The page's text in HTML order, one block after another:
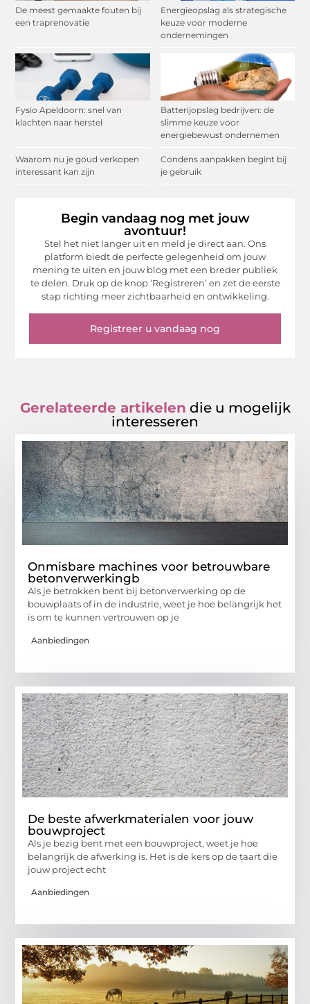
De meest gemaakte fouten bij
een traprenovatie
Energieopslag als strategische
keuze voor moderne
ondernemingen
Fysio Apeldoorn: snel van
klachten naar herstel
Batterijopslag bedrijven: de
slimme keuze voor
energiebewust ondernemen
Waarom nu je goud verkopen
interessant kan zijn
Condens aanpakken begint bij
je gebruik
Begin vandaag nog met jouw
avontuur!
Stel het niet langer uit en meld je direct aan. Ons
platform biedt de perfecte gelegenheid om jouw
mening te uiten en jouw blog met een breder publiek
te delen. Druk op de knop ‘Registreren’ en zet de eerste
stap richting meer zichtbaarheid en ontwikkeling.
Registreer u vandaag nog
Gerelateerde artikelen die u mogelijk
interesseren
Onmisbare machines voor betrouwbare
betonverwerkingb
Als je betrokken bent bij betonverwerking op de
bouwplaats of in de industrie, weet je hoe belangrijk het
is om te kunnen vertrouwen op je
Aanbiedingen
De beste afwerkmaterialen voor jouw
bouwproject
Als je bezig bent met een bouwproject, weet je hoe
belangrijk de afwerking is. Het is de kers op de taart die
jouw project echt
Aanbiedingen